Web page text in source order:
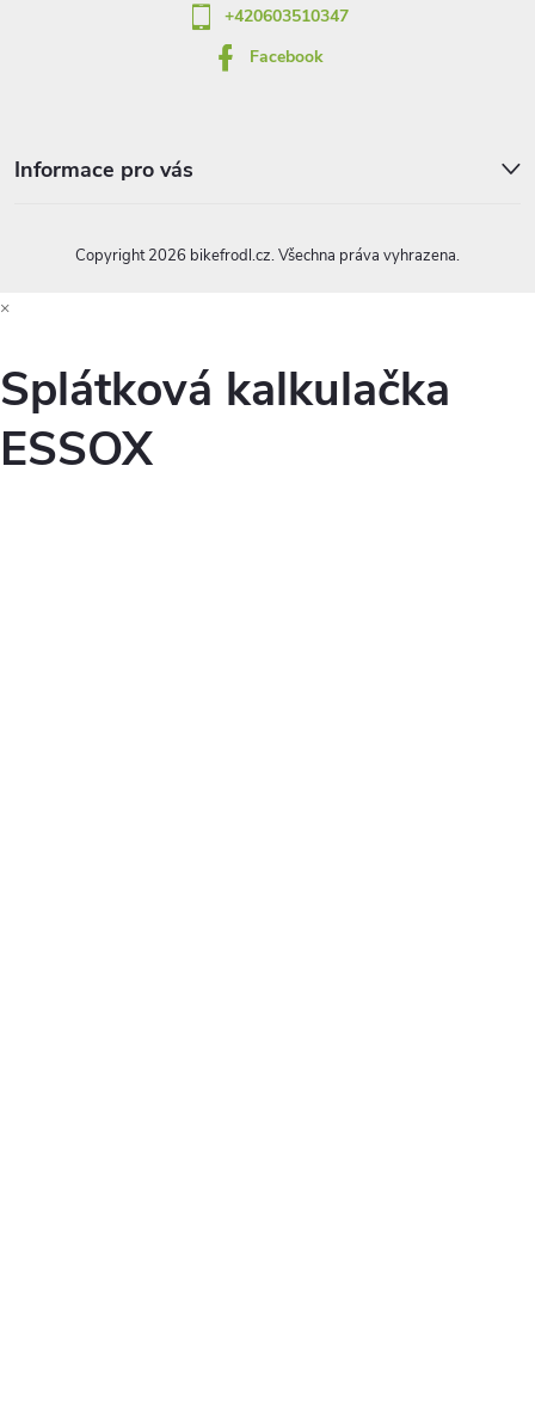
+420603510347
Facebook
Informace pro vás
Copyright 2026 bikefrodl.cz. Všechna práva vyhrazena.
×
Splátková kalkulačka
ESSOX